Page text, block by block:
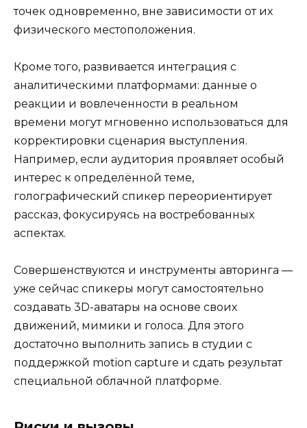
точек одновременно, вне зависимости от их
физического местоположения.
Кроме того, развивается интеграция с
аналитическими платформами: данные о
реакции и вовлеченности в реальном
времени могут мгновенно использоваться для
корректировки сценария выступления.
Например, если аудитория проявляет особый
интерес к определённой теме,
голографический спикер переориентирует
рассказ, фокусируясь на востребованных
аспектах.
Совершенствуются и инструменты авторинга —
уже сейчас спикеры могут самостоятельно
создавать 3D-аватары на основе своих
движений, мимики и голоса. Для этого
достаточно выполнить запись в студии с
поддержкой motion capture и сдать результат
специальной облачной платформе.